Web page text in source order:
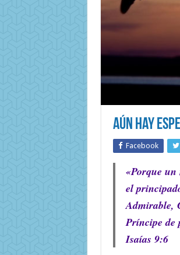
Aún hay
Facebook
«Porque
el
Admirable,
Príncipe de
Isaías 9:6